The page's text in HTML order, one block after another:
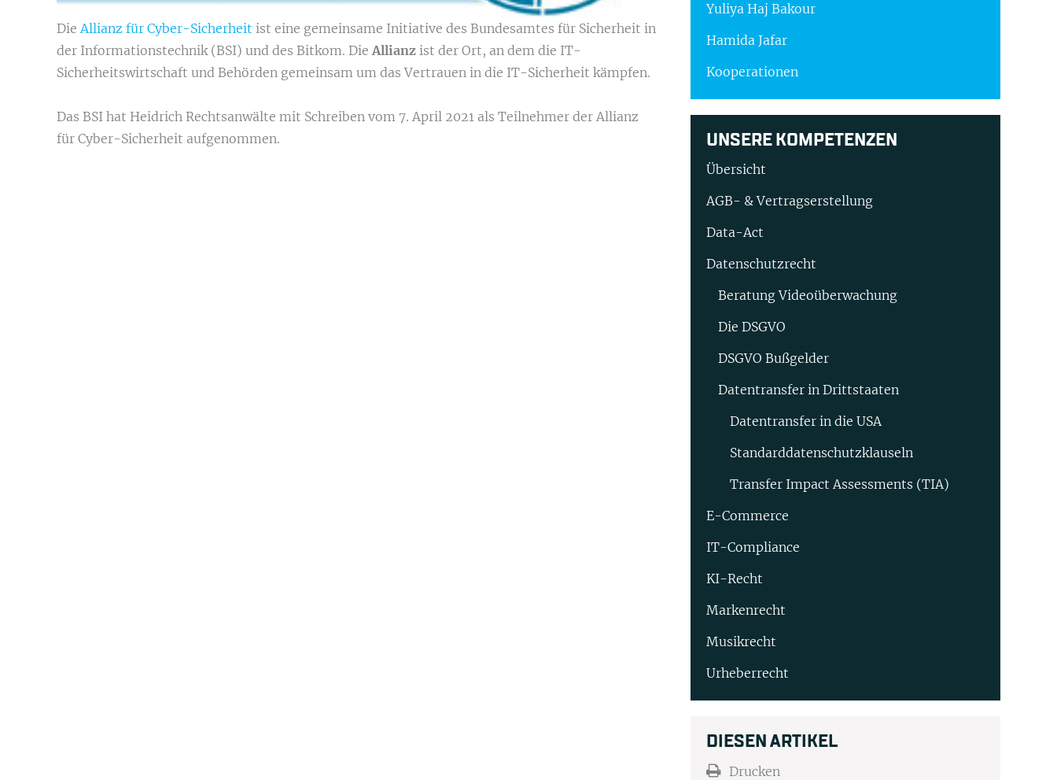
Die Allianz für Cyber-Sicherheit ist eine gemeinsame Initiative des Bundesamtes für Sicherheit in
der Informationstechnik (BSI) und des Bitkom. Die Allianz ist der Ort, an dem die IT-
Sicherheitswirtschaft und Behörden gemeinsam um das Vertrauen in die IT-Sicherheit kämpfen.
Das BSI hat Heidrich Rechtsanwälte mit Schreiben vom 7. April 2021 als Teilnehmer der Allianz
für Cyber-Sicherheit aufgenommen.
Yuliya Haj Bakour
Hamida Jafar
Kooperationen
UNSERE KOMPETENZEN
Übersicht
AGB- & Vertragserstellung
Data-Act
Datenschutzrecht
Beratung Video­überwachung
Die DSGVO
DSGVO Bußgelder
Datentransfer in Drittstaaten
Datentransfer in die USA
Standard­datenschutz­klauseln
Transfer Impact Assessments (TIA)
E-Commerce
IT-Compliance
KI-Recht
Markenrecht
Musikrecht
Urheberrecht
DIESEN ARTIKEL
Drucken